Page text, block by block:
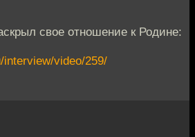
свое отношение к Родине:
video/259/